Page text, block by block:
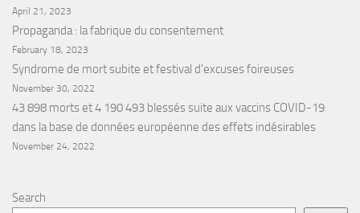
April 21, 2023
Propaganda : la fabrique du consentement
February 18, 2023
Syndrome de mort subite et festival d'excuses foireuses
November 30, 2022
43 898 morts et 4 190 493 blessés suite aux vaccins COVID-19
dans la base de données européenne des effets indésirables
November 24, 2022
Search